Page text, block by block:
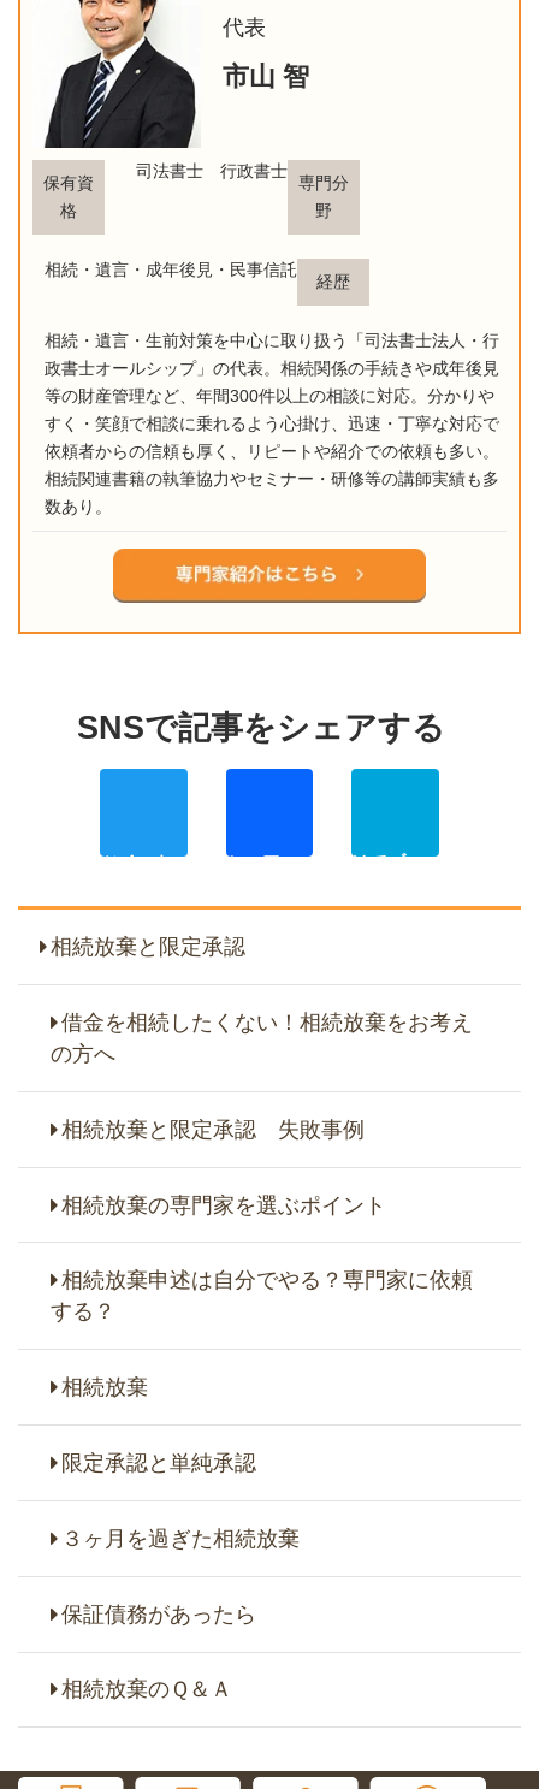
代表
市山 智
保有資
格
司法書士 行政書士
専門分
野
相続・遺言・成年後見・民事信託
経歴
相続・遺言・生前対策を中心に取り扱う「司法書士法人・行
政書士オールシップ」の代表。相続関係の手続きや成年後見
等の財産管理など、年間300件以上の相談に対応。分かりや
すく・笑顔で相談に乗れるよう心掛け、迅速・丁寧な対応で
依頼者からの信頼も厚く、リピートや紹介での依頼も多い。
相続関連書籍の執筆協力やセミナー・研修等の講師実績も多
数あり。
相続放棄と限定承認
借金を相続したくない！相続放棄をお考え
の方へ
相続放棄と限定承認 失敗事例
相続放棄の専門家を選ぶポイント
相続放棄申述は自分でやる？専門家に依頼
する？
相続放棄
限定承認と単純承認
３ヶ月を過ぎた相続放棄
保証債務があったら
相続放棄のＱ＆Ａ